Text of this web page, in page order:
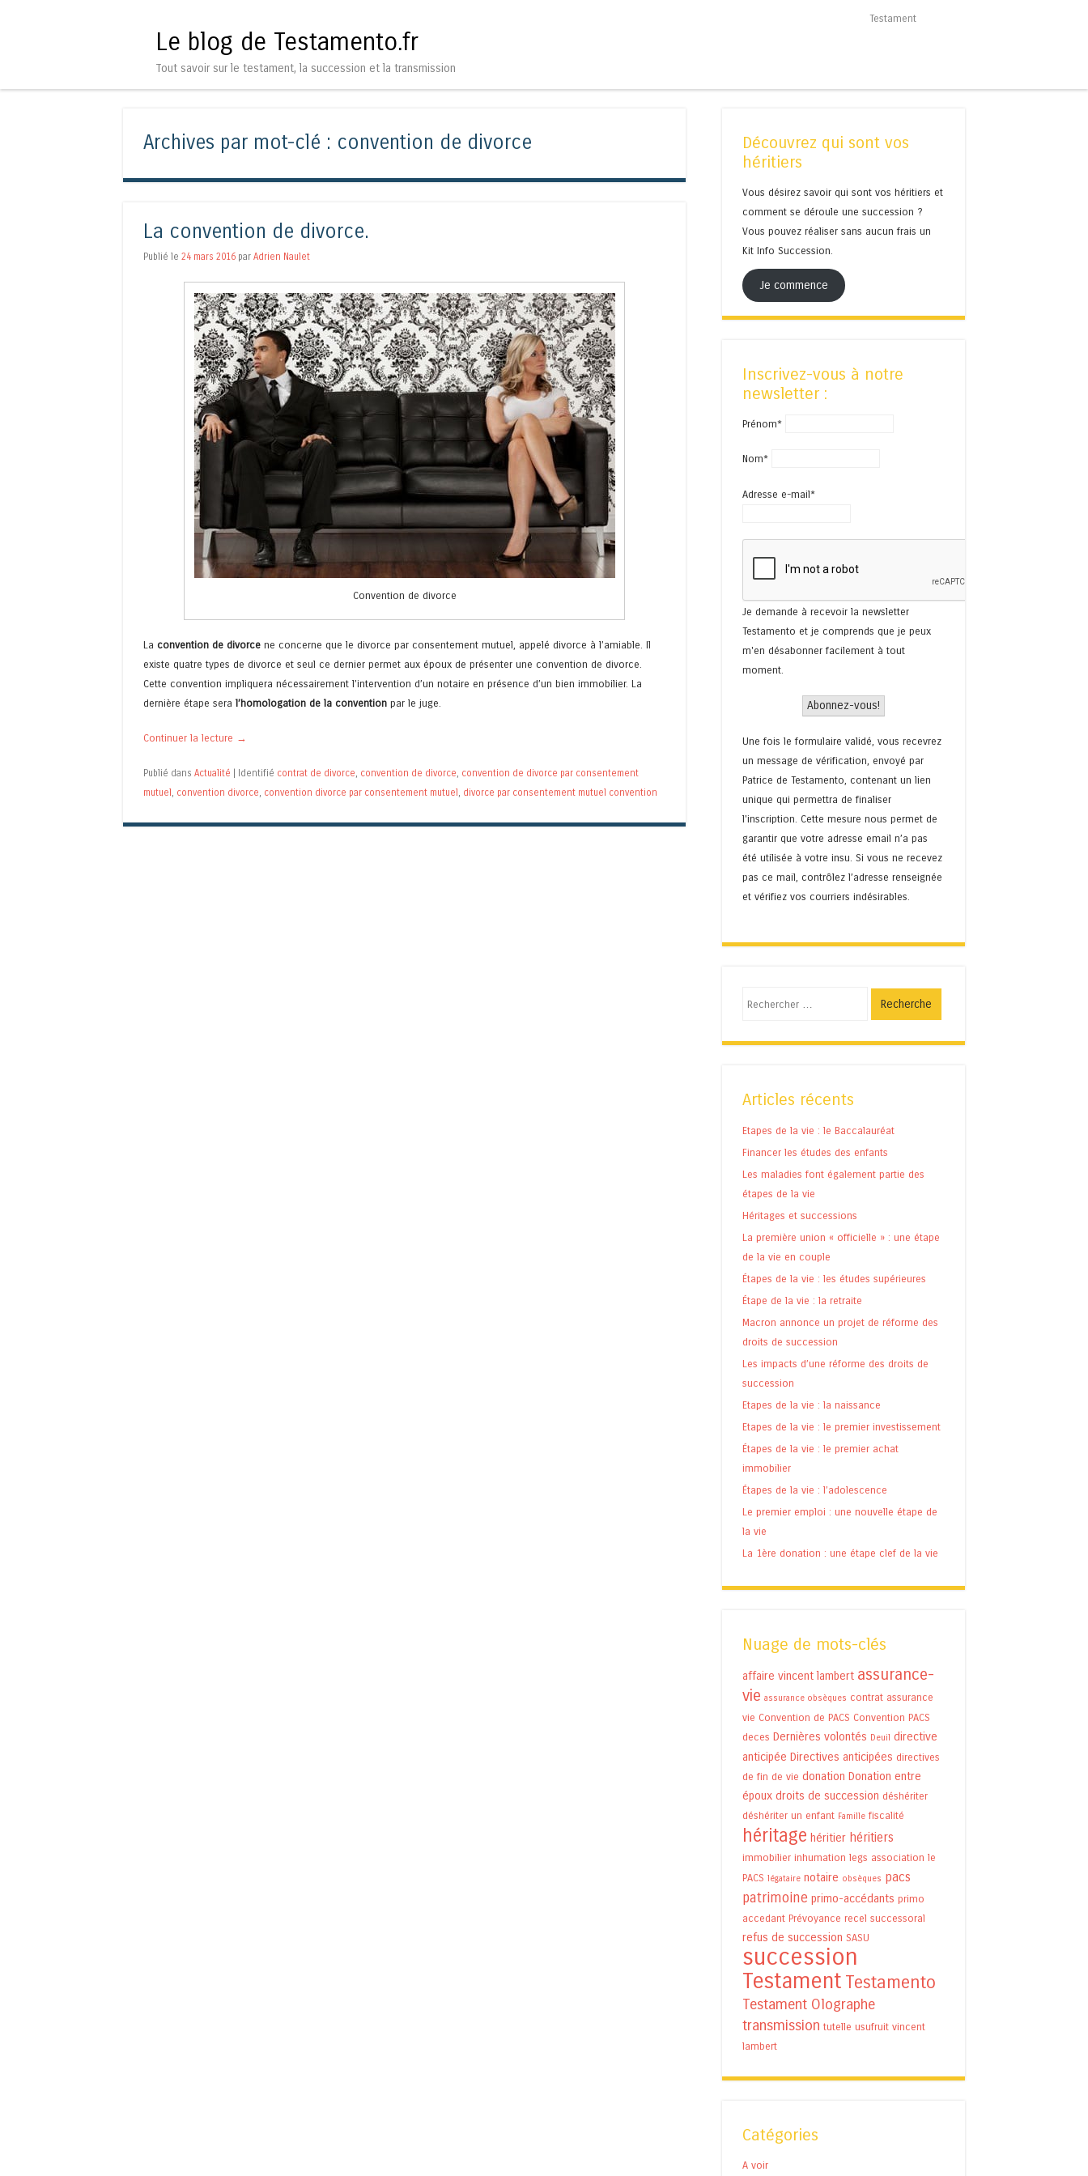
Le blog de Testamento.fr
Tout savoir sur le testament, la succession et la transmission
Testament
Archives par mot-clé : convention de divorce
La convention de divorce.
Publié le 24 mars 2016 par Adrien Naulet
Convention de divorce
La convention de divorce ne concerne que le divorce par consentement mutuel, appelé divorce à l’amiable. Il
existe quatre types de divorce et seul ce dernier permet aux époux de présenter une convention de divorce.
Cette convention impliquera nécessairement l’intervention d’un notaire en présence d’un bien immobilier. La
dernière étape sera l’homologation de la convention par le juge.
Continuer la lecture →
Publié dans Actualité Identifié contrat de divorce, convention de divorce, convention de divorce par consentement
mutuel , convention divorce, convention divorce par consentement mutuel , divorce par consentement mutuel convention
Découvrez qui sont vos
héritiers
Vous désirez savoir qui sont vos héritiers et
comment se déroule une succession ?
Vous pouvez réaliser sans aucun frais un
Kit Info Succession.
Je commence
Inscrivez-vous à notre
newsletter :
Prénom*
Nom*
Adresse e-mail*
Je demande à recevoir la newsletter
Testamento et je comprends que je peux
m'en désabonner facilement à tout
moment.
Une fois le formulaire validé, vous recevrez
un message de vérification, envoyé par
Patrice de Testamento, contenant un lien
unique qui permettra de finaliser
l'inscription. Cette mesure nous permet de
garantir que votre adresse email n’a pas
été utilisée à votre insu. Si vous ne recevez
pas ce mail, contrôlez l’adresse renseignée
et vérifiez vos courriers indésirables.
Articles récents
Etapes de la vie : le Baccalauréat
Financer les études des enfants
Les maladies font également partie des
étapes de la vie
Héritages et successions
La première union « officielle » : une étape
de la vie en couple
Étapes de la vie : les études supérieures
Étape de la vie : la retraite
Macron annonce un projet de réforme des
droits de succession
Les impacts d’une réforme des droits de
succession
Etapes de la vie : la naissance
Etapes de la vie : le premier investissement
Étapes de la vie : le premier achat
immobilier
Étapes de la vie : l’adolescence
Le premier emploi : une nouvelle étape de
la vie
La 1ère donation : une étape clef de la vie
Nuage de mots-clés
affaire vincent lambert assurance-
vie assurance obsèques contrat assurance
vie Convention de PACS Convention PACS
deces Dernières volontés Deuil directive
anticipée Directives anticipées directives
de fin de vie donation Donation entre
époux droits de succession déshériter
déshériter un enfant Famille fiscalité
héritage héritier héritiers
immobilier inhumation legs association le
PACS légataire notaire obsèques pacs
patrimoine primo-accédants primo
accedant Prévoyance recel successoral
refus de succession SASU
succession
Testament Testamento
Testament Olographe
transmission tutelle usufruit vincent
lambert
Catégories
A voir